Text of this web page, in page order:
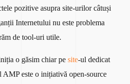
pozitive asupra site-urilor câtuși
Internetului nu este problema
de tool-uri utile.
o găsim chiar pesite-ul dedicat
AMP este o inițiativă open-source